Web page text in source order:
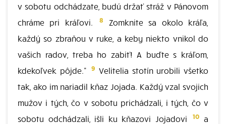
v sobotu odchádzate, budú držať stráž v Pánovom
chráme pri kráľovi.
8
Zomknite sa okolo kráľa,
každý so zbraňou v ruke, a keby niekto vnikol do
vašich radov, treba ho zabiť! A buďte s kráľom,
kdekoľvek pôjde."
9 Velitelia stotín urobili všetko
tak, ako im nariadil kňaz Jojada. Každý vzal svojich
mužov i tých, čo v sobotu prichádzali, i tých, čo v
sobotu odchádzali, išli ku kňazovi Jojadovi
10 a